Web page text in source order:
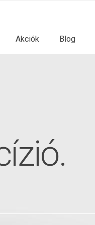
Akciók Blog